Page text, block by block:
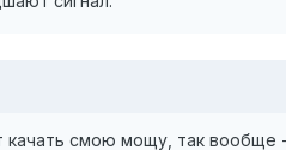
смою мощу, так вообще